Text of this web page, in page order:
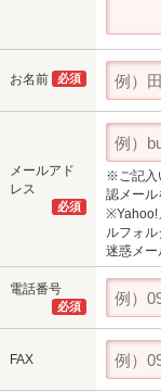
お名前 必須
メールアド
レス
必須
※ご記入
認メール
※Yahoo!
ルフォル
迷惑メー
電話番号
必須
FAX